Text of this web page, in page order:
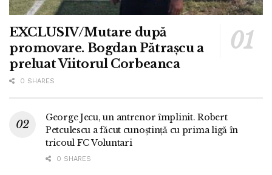
EXCLUSIV/Mutare după
promovare. Bogdan Pătrașcu a
preluat Viitorul Corbeanca
0 SHARES
George Jecu, un antrenor împlinit. Robert
Petculescu a făcut cunoștință cu prima ligă în
tricoul FC Voluntari
0 SHARES